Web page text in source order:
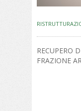
RECUPERO
FRAZIONE